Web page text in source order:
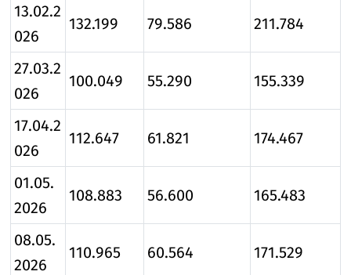
13.02.2
026
132.199 79.586 211.784
27.03.2
026
100.049 55.290 155.339
17.04.2
026
112.647 61.821 174.467
01.05.
2026
108.883 56.600 165.483
08.05.
2026
110.965 60.564 171.529